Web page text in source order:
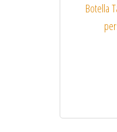
Botella